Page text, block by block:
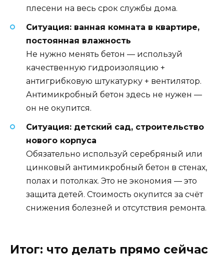
плесени на весь срок службы дома.
Ситуация: ванная комната в квартире,
постоянная влажность
Не нужно менять бетон — используй
качественную гидроизоляцию +
антигрибковую штукатурку + вентилятор.
Антимикробный бетон здесь не нужен —
он не окупится.
Ситуация: детский сад, строительство
нового корпуса
Обязательно используй серебряный или
цинковый антимикробный бетон в стенах,
полах и потолках. Это не экономия — это
защита детей. Стоимость окупится за счёт
снижения болезней и отсутствия ремонта.
Итог: что делать прямо сейчас